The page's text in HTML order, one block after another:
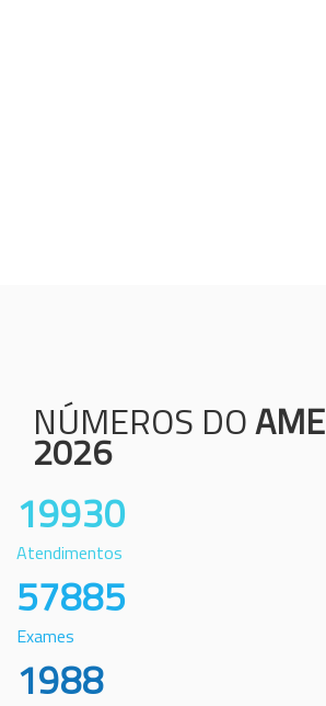
NÚMEROS DOAME
2026
19930
Atendimentos
57885
Exames
1988